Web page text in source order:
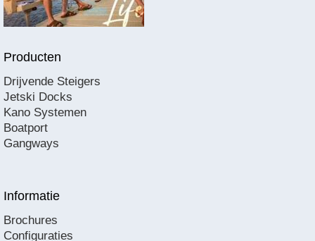
Producten
Drijvende Steigers
Jetski Docks
Kano Systemen
Boatport
Gangways
Informatie
Brochures
Configuraties